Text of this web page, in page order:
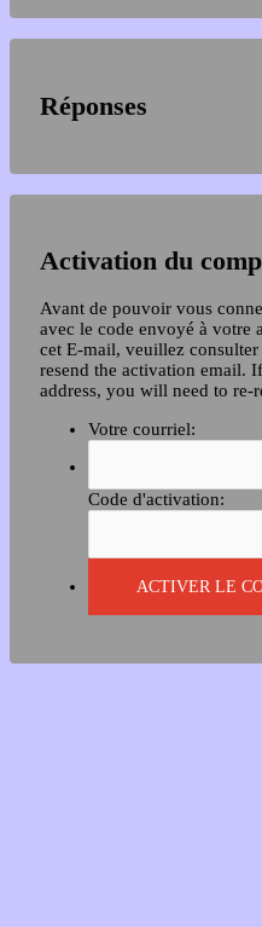
Réponses
Activation du
Avant de pouvoir vous
avec le code envoyé à votre
cet E-mail, veuillez
resend the activation email.
address, you will need to re-
Votre courriel:
Code d'activation: